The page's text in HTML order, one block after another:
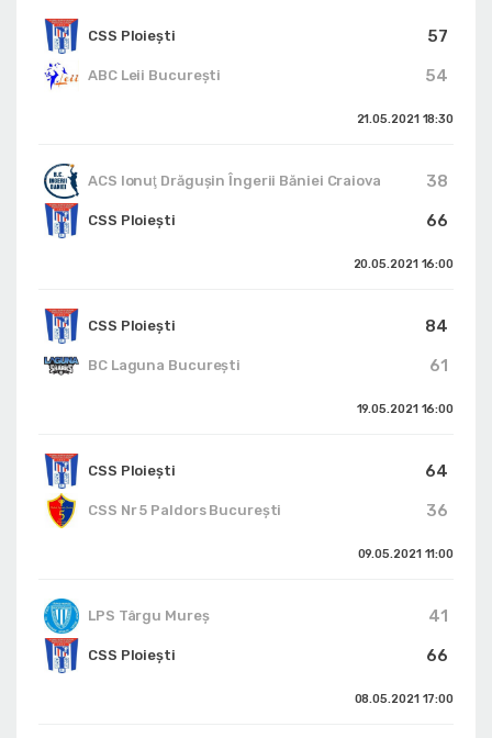
CSS Ploiești
57
54
ABC Leii București
21.05.2021 18:30
ACS Ionuţ Drăguşin Îngerii Băniei Craiova
38
66
CSS Ploiești
20.05.2021 16:00
CSS Ploiești
84
61
BC Laguna București
19.05.2021 16:00
CSS Ploiești
64
36
CSS Nr 5 Paldors București
09.05.2021 11:00
LPS Târgu Mureș
41
66
CSS Ploiești
08.05.2021 17:00